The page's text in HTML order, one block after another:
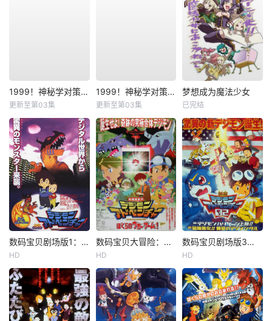
1999！神秘学对策部国语
更新至第03集
1999！神秘学对策部英语
更新至第03集
梦想成为魔法少女
已完结
数码宝贝剧场版1：滚球兽诞生之谜
HD
数码宝贝大冒险：我们的战争游戏！
HD
数码宝贝剧场版3：前篇・数码兽飓风登陆！！后篇・超绝进化！
HD